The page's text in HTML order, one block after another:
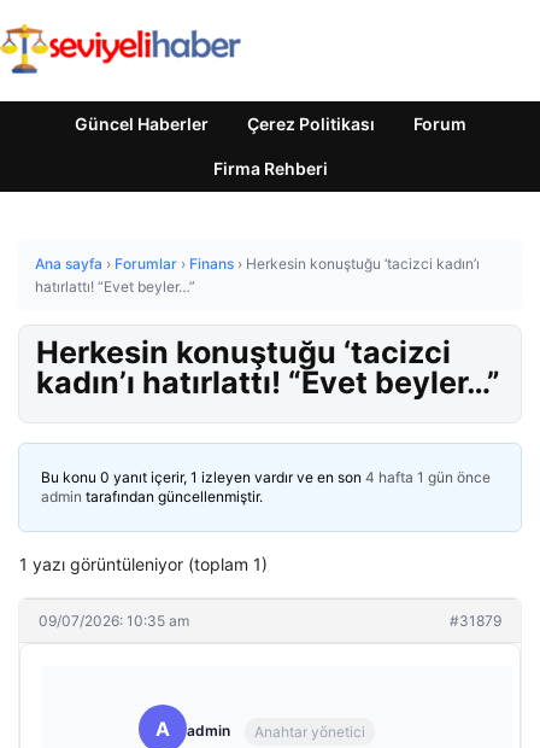
Güncel Haberler Çerez Politikası Forum
Firma Rehberi
Ana sayfa › Forumlar › Finans › Herkesin konuştuğu ‘tacizci kadın’ı
hatırlattı! “Evet beyler…”
Herkesin konuştuğu ‘tacizci
kadın’ı hatırlattı! “Evet beyler…”
Bu konu 0 yanıt içerir, 1 izleyen vardır ve en son 4 hafta 1 gün önce
admin tarafından güncellenmiştir.
1 yazı görüntüleniyor (toplam 1)
09/07/2026: 10:35 am #31879
A admin Anahtar yönetici